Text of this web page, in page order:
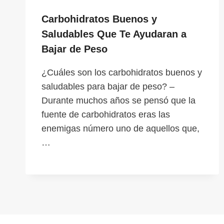
Carbohidratos Buenos y
Saludables Que Te Ayudaran a
Bajar de Peso
¿Cuáles son los carbohidratos buenos y
saludables para bajar de peso? –
Durante muchos años se pensó que la
fuente de carbohidratos eras las
enemigas número uno de aquellos que,
…